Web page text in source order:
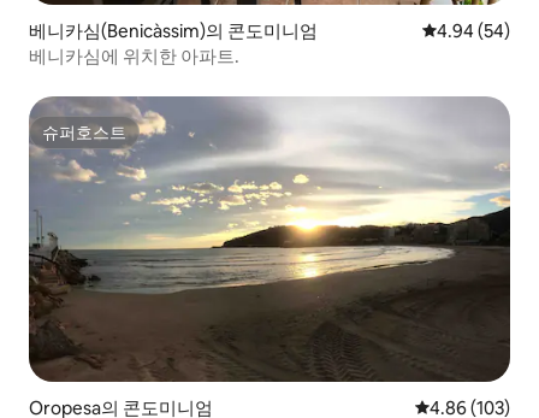
베니카심(Benicàssim)의 콘도미니엄 평점 4.94점(5
4.94 (54)
베니카심에 위치한 아파트.
슈퍼호스트
슈퍼호스트
Oropesa의 콘도미니엄 평점 4.86점(5
4.86 (103)